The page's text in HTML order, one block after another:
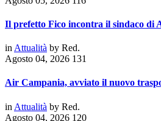
Il prefetto Fico incontra il sindaco di
in Attualità by Red.
Agosto 04, 2026 131
Air Campania, avviato il nuovo
in Attualità by Red.
Agosto 04, 2026 120